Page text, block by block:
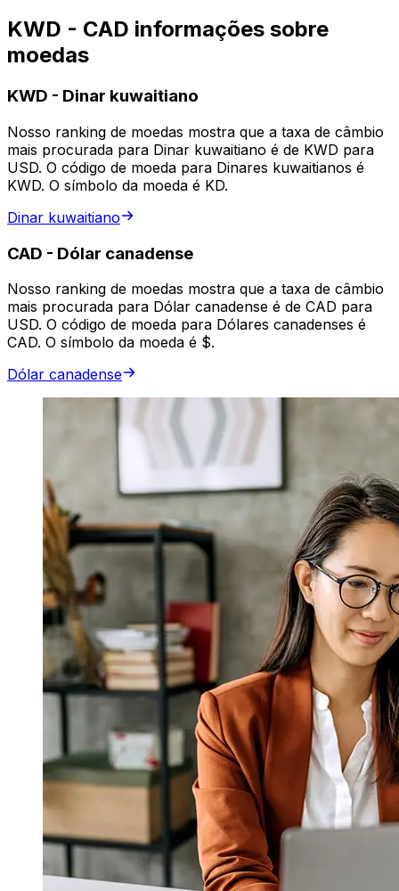
KWD - CAD informações sobre
moedas
KWD - Dinar kuwaitiano
Nosso ranking de moedas mostra que a taxa de câmbio
mais procurada para Dinar kuwaitiano é de KWD para
USD. O código de moeda para Dinares kuwaitianos é
KWD. O símbolo da moeda é KD.
Dinar kuwaitiano
CAD - Dólar canadense
Nosso ranking de moedas mostra que a taxa de câmbio
mais procurada para Dólar canadense é de CAD para
USD. O código de moeda para Dólares canadenses é
CAD. O símbolo da moeda é $.
Dólar canadense